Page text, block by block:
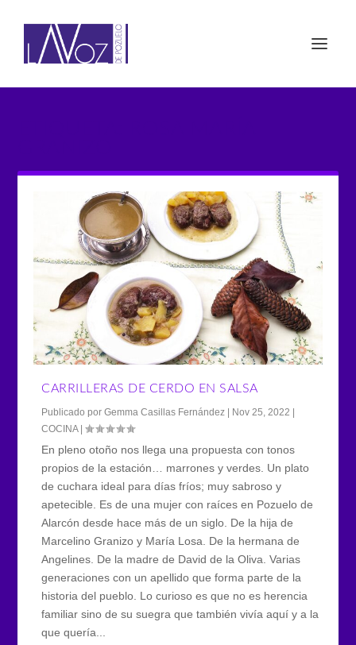
CARRILLERAS DE CERDO EN SALSA
Publicado porGemma Casillas Fernández | Nov 25, 2022 |
COCINA|
En pleno otoño nos llega una propuesta con tonos
propios de la estación… marrones y verdes. Un plato
de cuchara ideal para días fríos; muy sabroso y
apetecible. Es de una mujer con raíces en Pozuelo de
Alarcón desde hace más de un siglo. De la hija de
Marcelino Granizo y María Losa. De la hermana de
Angelines. De la madre de David de la Oliva. Varias
generaciones con un apellido que forma parte de la
historia del pueblo. Lo curioso es que no es herencia
familiar sino de su suegra que también vivía aquí y a la
que quería...